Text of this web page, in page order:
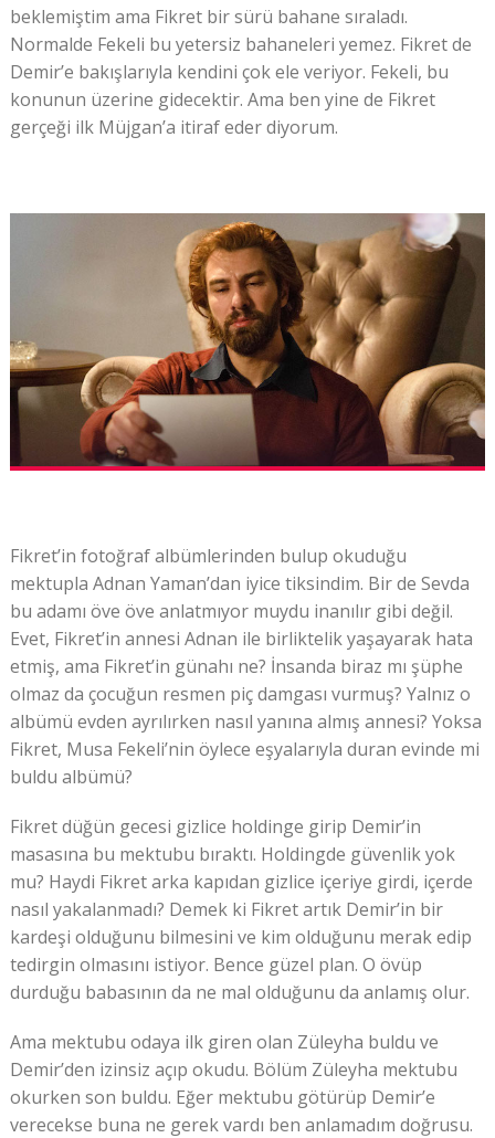
beklemiştim ama Fikret bir sürü bahane sıraladı.
Normalde Fekeli bu yetersiz bahaneleri yemez. Fikret de
Demir’e bakışlarıyla kendini çok ele veriyor. Fekeli, bu
konunun üzerine gidecektir. Ama ben yine de Fikret
gerçeği ilk Müjgan’a itiraf eder diyorum.
Fikret’in fotoğraf albümlerinden bulup okuduğu
mektupla Adnan Yaman’dan iyice tiksindim. Bir de Sevda
bu adamı öve öve anlatmıyor muydu inanılır gibi değil.
Evet, Fikret’in annesi Adnan ile birliktelik yaşayarak hata
etmiş, ama Fikret’in günahı ne? İnsanda biraz mı şüphe
olmaz da çocuğun resmen piç damgası vurmuş? Yalnız o
albümü evden ayrılırken nasıl yanına almış annesi? Yoksa
Fikret, Musa Fekeli’nin öylece eşyalarıyla duran evinde mi
buldu albümü?
Fikret düğün gecesi gizlice holdinge girip Demir’in
masasına bu mektubu bıraktı. Holdingde güvenlik yok
mu? Haydi Fikret arka kapıdan gizlice içeriye girdi, içerde
nasıl yakalanmadı? Demek ki Fikret artık Demir’in bir
kardeşi olduğunu bilmesini ve kim olduğunu merak edip
tedirgin olmasını istiyor. Bence güzel plan. O övüp
durduğu babasının da ne mal olduğunu da anlamış olur.
Ama mektubu odaya ilk giren olan Züleyha buldu ve
Demir’den izinsiz açıp okudu. Bölüm Züleyha mektubu
okurken son buldu. Eğer mektubu götürüp Demir’e
verecekse buna ne gerek vardı ben anlamadım doğrusu.